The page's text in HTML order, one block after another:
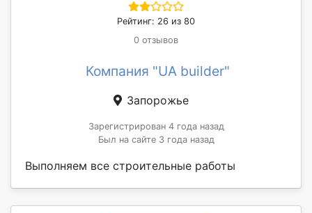
Рейтинг: 26 из 80
0 отзывов
Компания "UA builder"
Запорожье
Зарегистрирован 4 года назад
Был на сайте 3 года назад
Выполняем все строительные работы